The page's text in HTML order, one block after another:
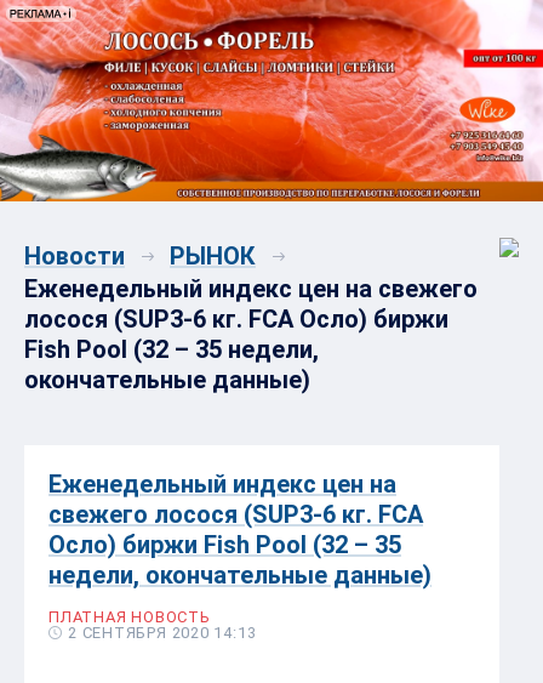
Новости
РЫНОК
Еженедельный индекс цен на свежего
лосося (SUP3-6 кг. FCA Осло) биржи
Fish Pool (32 – 35 недели,
окончательные данные)
Еженедельный индекс цен на
свежего лосося (SUP3-6 кг. FCA
Осло) биржи Fish Pool (32 – 35
недели, окончательные данные)
ПЛАТНАЯ НОВОСТЬ
2 СЕНТЯБРЯ 2020 14:13